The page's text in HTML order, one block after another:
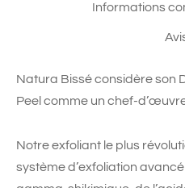
Informations
Natura Bissé considère son
Peel comme un chef-
Notre exfoliant le plus
système d’exfoliation